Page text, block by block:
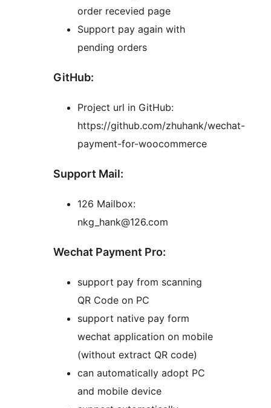
order recevied page
Support pay again with
pending orders
GitHub:
Project url in GitHub:
https://github.com/zhuhank/wechat-
payment-for-woocommerce
Support Mail:
126 Mailbox:
nkg_hank@126.com
Wechat Payment Pro:
support pay from scanning
QR Code on PC
support native pay form
wechat application on mobile
(without extract QR code)
can automatically adopt PC
and mobile device